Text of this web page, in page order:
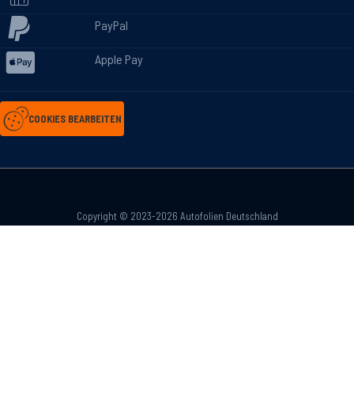
PayPal
Apple Pay
COOKIES BEARBEITEN
Copyright © 2023-2026 Autofolien Deutschland